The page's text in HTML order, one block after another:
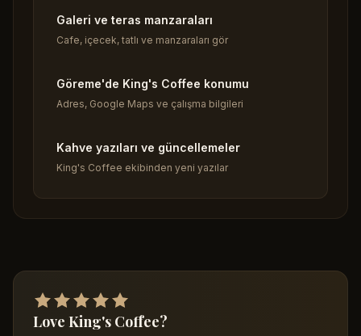
Galeri ve teras manzaraları
Cafe, içecek, tatlı ve manzaraları gör
Göreme'de King's Coffee konumu
Adres, Google Maps ve çalışma bilgileri
Kahve yazıları ve güncellemeler
King's Coffee ekibinden yeni yazılar
Love King's Coffee?